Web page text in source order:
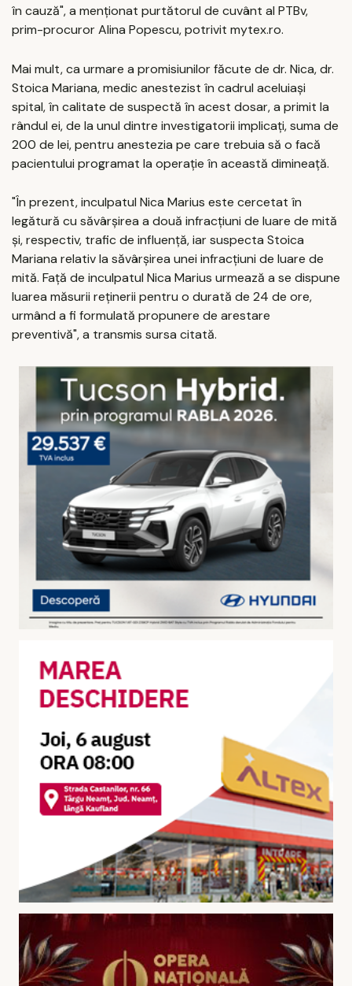
în cauză", a menţionat purtătorul de cuvânt al PTBv,
prim-procuror Alina Popescu, potrivit mytex.ro.
Mai mult, ca urmare a promisiunilor făcute de dr. Nica, dr.
Stoica Mariana, medic anestezist în cadrul aceluiaşi
spital, în calitate de suspectă în acest dosar, a primit la
rândul ei, de la unul dintre investigatorii implicaţi, suma de
200 de lei, pentru anestezia pe care trebuia să o facă
pacientului programat la operaţie în această dimineaţă.
"În prezent, inculpatul Nica Marius este cercetat în
legătură cu săvârşirea a două infracţiuni de luare de mită
şi, respectiv, trafic de influenţă, iar suspecta Stoica
Mariana relativ la săvârşirea unei infracţiuni de luare de
mită. Faţă de inculpatul Nica Marius urmează a se dispune
luarea măsurii reţinerii pentru o durată de 24 de ore,
urmând a fi formulată propunere de arestare
preventivă", a transmis sursa citată.